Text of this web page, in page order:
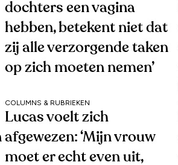
dochters een vagina
hebben, betekent niet dat
zij alle verzorgende taken
op zich moeten nemen’
COLUMNS & RUBRIEKEN
Lucas voelt zich
afgewezen: ‘Mijn vrouw
moet er echt even uit,